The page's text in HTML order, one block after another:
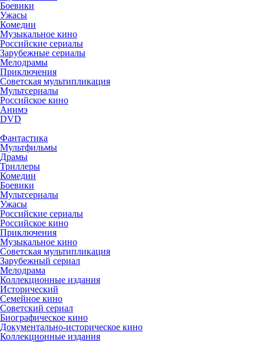
Боевики
Ужасы
Комедии
Музыкальное кино
Российские сериалы
Зарубежные сериалы
Мелодрамы
Приключения
Советская мультипликация
Мультсериалы
Российское кино
Анимэ
DVD
Фантастика
Мультфильмы
Драмы
Триллеры
Комедии
Боевики
Мультсериалы
Ужасы
Российские сериалы
Российское кино
Приключения
Музыкальное кино
Советская мультипликация
Зарубежный сериал
Мелодрама
Коллекционные издания
Исторический
Семейное кино
Советский сериал
Биографическое кино
Документально-историческое кино
Коллекционные издания